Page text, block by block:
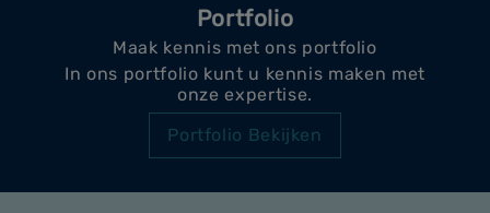
Portfolio
Maak kennis met ons portfolio
In ons portfolio kunt u kennis maken met
onze expertise.
Portfolio Bekijken